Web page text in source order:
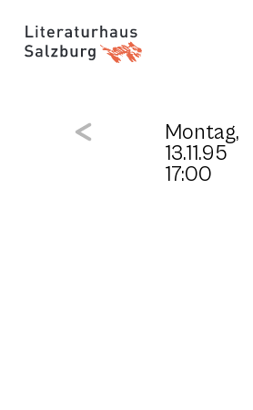
Montag,
13.11.95
17:00